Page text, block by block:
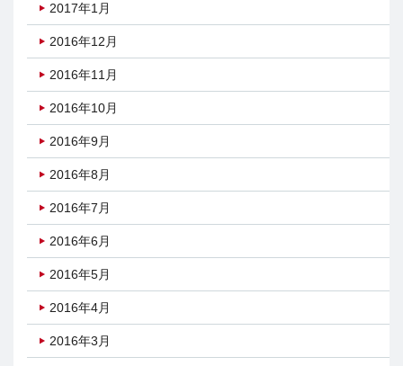
2017年1月
2016年12月
2016年11月
2016年10月
2016年9月
2016年8月
2016年7月
2016年6月
2016年5月
2016年4月
2016年3月